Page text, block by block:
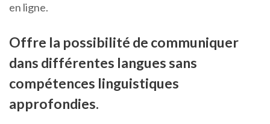
en ligne.
Offre la possibilité de communiquer
dans différentes langues sans
compétences linguistiques
approfondies.